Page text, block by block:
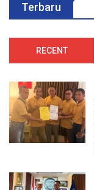
Terbaru
RECENT